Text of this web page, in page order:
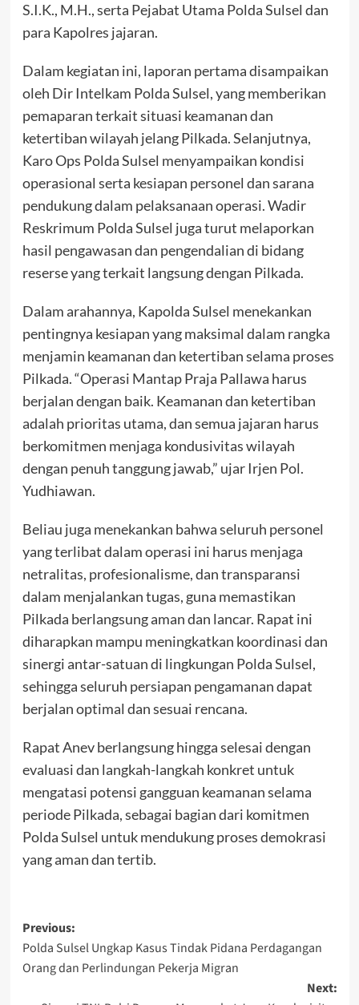
S.I.K., M.H., serta Pejabat Utama Polda Sulsel dan
para Kapolres jajaran.
Dalam kegiatan ini, laporan pertama disampaikan
oleh Dir Intelkam Polda Sulsel, yang memberikan
pemaparan terkait situasi keamanan dan
ketertiban wilayah jelang Pilkada. Selanjutnya,
Karo Ops Polda Sulsel menyampaikan kondisi
operasional serta kesiapan personel dan sarana
pendukung dalam pelaksanaan operasi. Wadir
Reskrimum Polda Sulsel juga turut melaporkan
hasil pengawasan dan pengendalian di bidang
reserse yang terkait langsung dengan Pilkada.
Dalam arahannya, Kapolda Sulsel menekankan
pentingnya kesiapan yang maksimal dalam rangka
menjamin keamanan dan ketertiban selama proses
Pilkada. “Operasi Mantap Praja Pallawa harus
berjalan dengan baik. Keamanan dan ketertiban
adalah prioritas utama, dan semua jajaran harus
berkomitmen menjaga kondusivitas wilayah
dengan penuh tanggung jawab,” ujar Irjen Pol.
Yudhiawan.
Beliau juga menekankan bahwa seluruh personel
yang terlibat dalam operasi ini harus menjaga
netralitas, profesionalisme, dan transparansi
dalam menjalankan tugas, guna memastikan
Pilkada berlangsung aman dan lancar. Rapat ini
diharapkan mampu meningkatkan koordinasi dan
sinergi antar-satuan di lingkungan Polda Sulsel,
sehingga seluruh persiapan pengamanan dapat
berjalan optimal dan sesuai rencana.
Rapat Anev berlangsung hingga selesai dengan
evaluasi dan langkah-langkah konkret untuk
mengatasi potensi gangguan keamanan selama
periode Pilkada, sebagai bagian dari komitmen
Polda Sulsel untuk mendukung proses demokrasi
yang aman dan tertib.
Post
navigation
Previous:
Polda Sulsel Ungkap Kasus Tindak Pidana Perdagangan
Orang dan Perlindungan Pekerja Migran
Next: